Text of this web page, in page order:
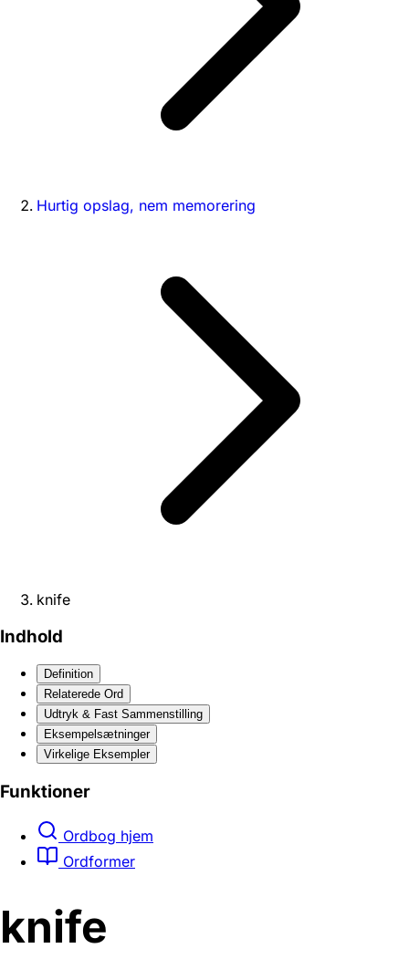
Hurtig opslag, nem memorering
knife
Indhold
Definition
Relaterede Ord
Udtryk & Fast Sammenstilling
Eksempelsætninger
Virkelige Eksempler
Funktioner
Ordbog hjem
Ordformer
knife